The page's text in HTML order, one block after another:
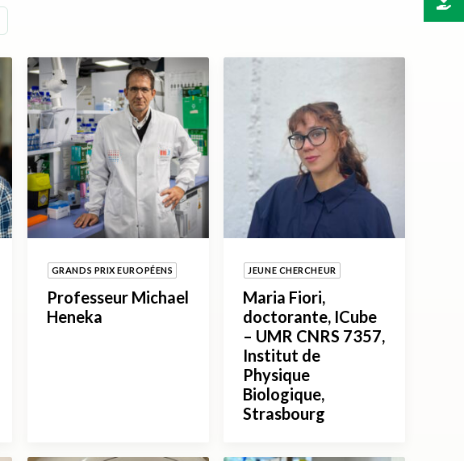
GRANDS PRIX EUROPÉENS
Professeur Michael
Heneka
JEUNE CHERCHEUR
Maria Fiori,
doctorante, ICube
– UMR CNRS 7357,
Institut de
Physique
Biologique,
Strasbourg